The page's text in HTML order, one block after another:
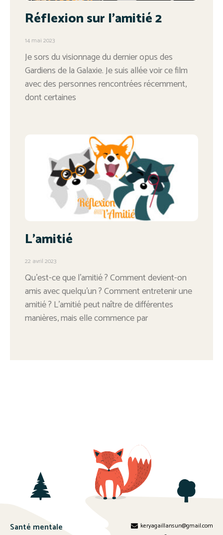
Réflexion sur l’amitié 2
14 mai 2023
Je sors du visionnage du dernier opus des
Gardiens de la Galaxie. Je suis allée voir ce film
avec des personnes rencontrées récemment,
dont certaines
L’amitié
22 avril 2023
Qu’est-ce que l’amitié ? Comment devient-on
amis avec quelqu’un ? Comment entretenir une
amitié ? L’amitié peut naître de différentes
manières, mais elle commence par
Santé mentale
keryagaillansun@gmail.com